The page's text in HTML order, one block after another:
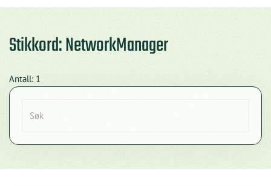
Stikkord: NetworkManager
Antall: 1